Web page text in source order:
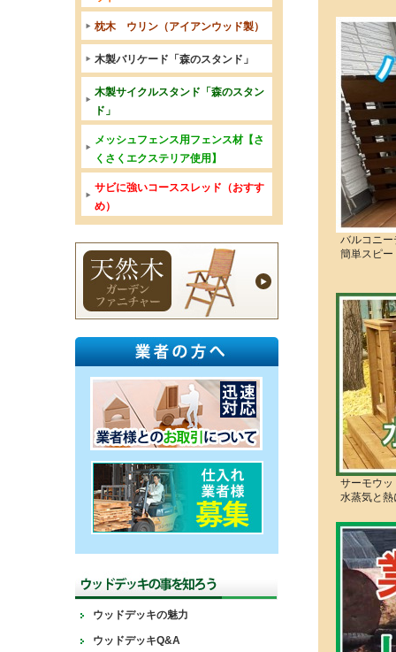
バルコニ
簡単スピ
サーモウ
水蒸気と
枕木 ウリン（アイアンウッド製）
木製バリケード「森のスタンド」
木製サイクルスタンド「森のスタン
ド」
メッシュフェンス用フェンス材【さ
くさくエクステリア使用】
サビに強いコーススレッド（おすす
め）
ウッドデッキの魅力
ウッドデッキQ&A